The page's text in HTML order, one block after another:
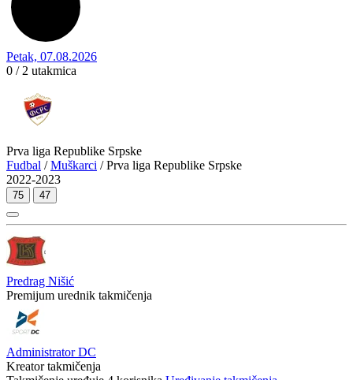
Petak, 07.08.2026
0 / 2 utakmica
Prva liga Republike Srpske
Fudbal /Muškarci / Prva liga Republike Srpske
2022-2023
75 47
Predrag Nišić
Premijum urednik takmičenja
Administrator DC
Kreator takmičenja